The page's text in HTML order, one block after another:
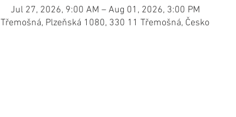
Jul 27, 2026, 9:00 AM – Aug 01, 2026, 3:00 PM
Třemošná, Plzeňská 1080, 330 11 Třemošná, Česko